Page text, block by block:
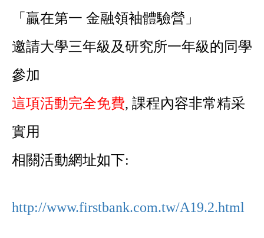
「贏在第一 金融領袖體驗營」
邀請大學三年級及研究所一年級的同學
參加
這項活動完全免費, 課程內容非常精采
實用
相關活動網址如下:
http://www.firstbank.com.tw/A19.2.html